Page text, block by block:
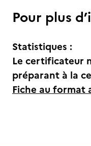
Pour plus
Statistiques :
Le certificateur
préparant à la
Fiche au format